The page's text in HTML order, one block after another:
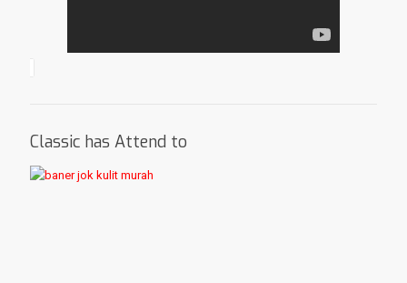
Classic has Attend to